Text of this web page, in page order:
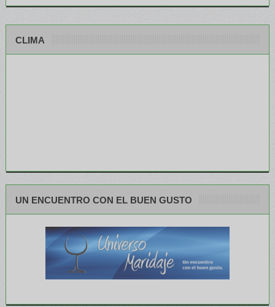
CLIMA
UN ENCUENTRO CON EL BUEN GUSTO